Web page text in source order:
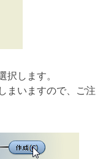
択します。
まいますので、ご注